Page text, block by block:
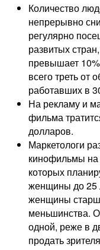
Количество
непрерывно
регулярно
развитых
превышает
всего треть от
работавших в
На рекламу и
фильма
долларов.
Маркетологи
кинофильмы на
которых
женщины до 25
женщины
меньшинства.
одной, реже в
продать